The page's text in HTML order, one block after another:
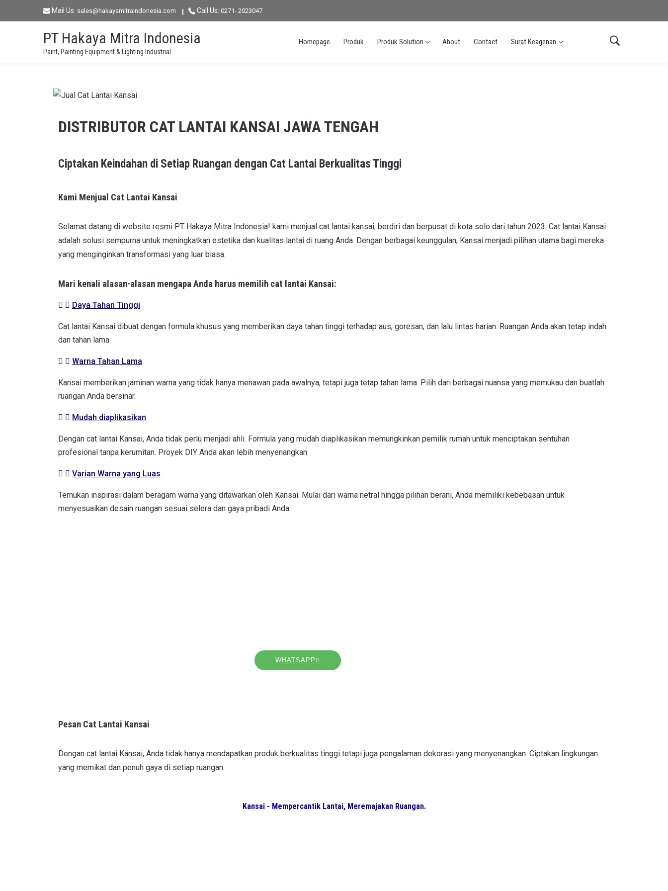
Mail Us: sales@hakayamitraindonesia.com Call Us: 0271- 2023047
PT Hakaya Mitra Indonesia
Paint, Painting Equipment & Lighting Industrial
Homepage Produk Produk Solution About Contact Surat Keagenan
DISTRIBUTOR CAT LANTAI KANSAI JAWA TENGAH
Ciptakan Keindahan di Setiap Ruangan dengan Cat Lantai Berkualitas Tinggi
Kami Menjual Cat Lantai Kansai
Selamat datang di website resmi PT Hakaya Mitra Indonesia! kami menjual cat lantai kansai, berdiri dan berpusat di kota solo dari tahun 2023. Cat lantai Kansai
adalah solusi sempurna untuk meningkatkan estetika dan kualitas lantai di ruang Anda. Dengan berbagai keunggulan, Kansai menjadi pilihan utama bagi mereka
yang menginginkan transformasi yang luar biasa.
Mari kenali alasan-alasan mengapa Anda harus memilih cat lantai Kansai:
Daya Tahan Tinggi
Cat lantai Kansai dibuat dengan formula khusus yang memberikan daya tahan tinggi terhadap aus, goresan, dan lalu lintas harian. Ruangan Anda akan tetap indah
dan tahan lama.
Warna Tahan Lama
Kansai memberikan jaminan warna yang tidak hanya menawan pada awalnya, tetapi juga tetap tahan lama. Pilih dari berbagai nuansa yang memukau dan buatlah
ruangan Anda bersinar.
Mudah diaplikasikan
Dengan cat lantai Kansai, Anda tidak perlu menjadi ahli. Formula yang mudah diaplikasikan memungkinkan pemilik rumah untuk menciptakan sentuhan
profesional tanpa kerumitan. Proyek DIY Anda akan lebih menyenangkan.
Varian Warna yang Luas
Temukan inspirasi dalam beragam warna yang ditawarkan oleh Kansai. Mulai dari warna netral hingga pilihan berani, Anda memiliki kebebasan untuk
menyesuaikan desain ruangan sesuai selera dan gaya pribadi Anda.
WHATSAPP
Pesan Cat Lantai Kansai
Dengan cat lantai Kansai, Anda tidak hanya mendapatkan produk berkualitas tinggi tetapi juga pengalaman dekorasi yang menyenangkan. Ciptakan lingkungan
yang memikat dan penuh gaya di setiap ruangan.
Kansai - Mempercantik Lantai, Meremajakan Ruangan.